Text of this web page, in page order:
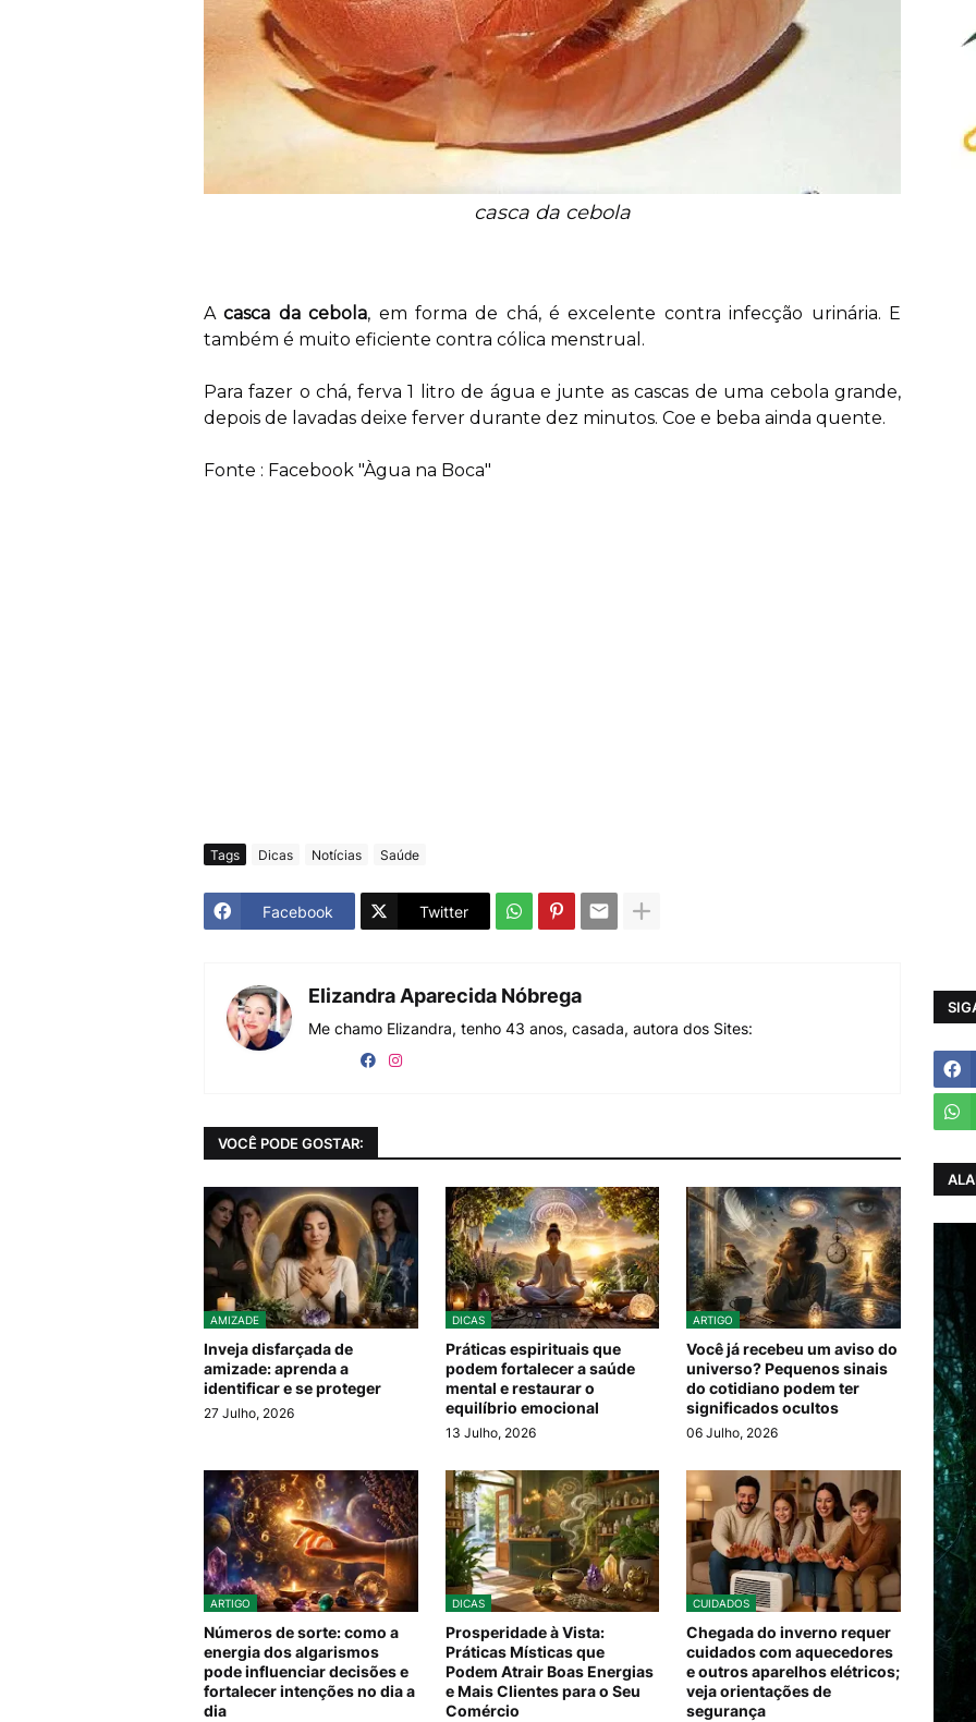
casca da cebola
Acasca da cebola, em forma de chá, é excelente contra infecção urinária. E
também é muito eficiente contra cólica menstrual.
Para fazer o chá, ferva 1 litro de água e junte as cascas de uma cebola grande,
depois de lavadas deixe ferver durante dez minutos. Coe e beba ainda quente.
Fonte : Facebook "Àgua na Boca"
Tags Dicas Notícias Saúde
Facebook Twitter
Elizandra Aparecida Nóbrega
Me chamo Elizandra, tenho 43 anos, casada, autora dos Sites:
VOCÊ PODE GOSTAR:
AMIZADE
Inveja disfarçada de
amizade: aprenda a
identificar e se proteger
27 Julho, 2026
DICAS
Práticas espirituais que
podem fortalecer a saúde
mental e restaurar o
equilíbrio emocional
13 Julho, 2026
ARTIGO
Você já recebeu um aviso do
universo? Pequenos sinais
do cotidiano podem ter
significados ocultos
06 Julho, 2026
ARTIGO
Números de sorte: como a
energia dos algarismos
pode influenciar decisões e
fortalecer intenções no dia a
dia
DICAS
Prosperidade à Vista:
Práticas Místicas que
Podem Atrair Boas Energias
e Mais Clientes para o Seu
Comércio
CUIDADOS
Chegada do inverno requer
cuidados com aquecedores
e outros aparelhos elétricos;
veja orientações de
segurança